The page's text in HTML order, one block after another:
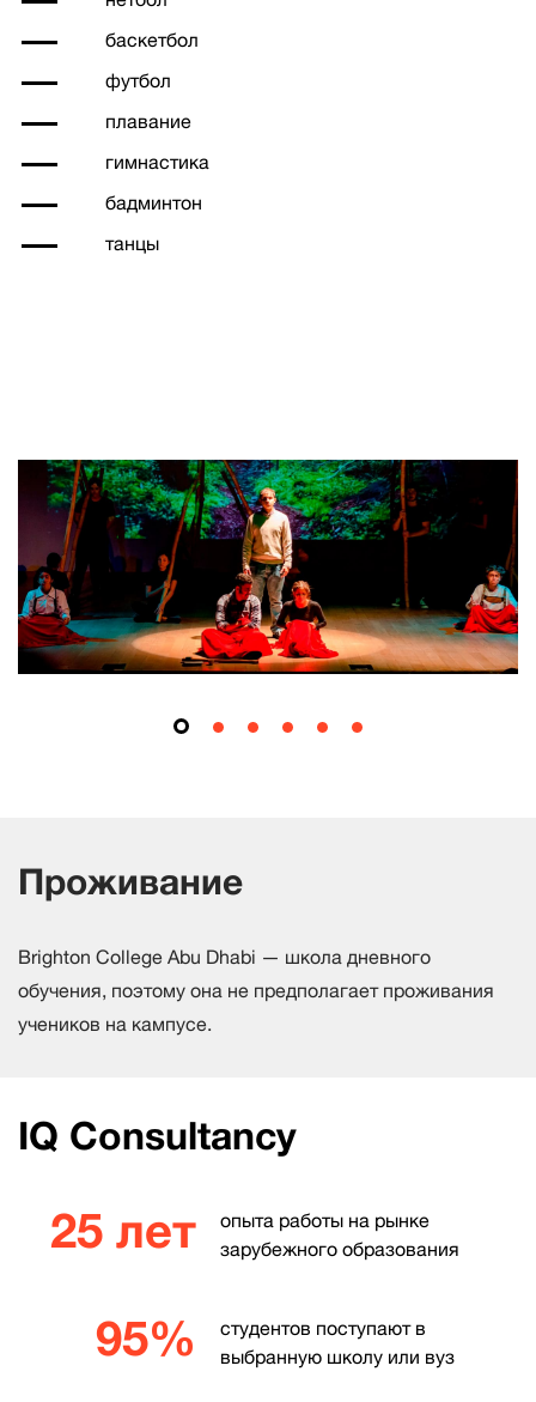
баскетбол
футбол
плавание
гимнастика
бадминтон
танцы
Проживание
Brighton College Abu Dhabi — школа дневного
обучения, поэтому она не предполагает проживания
учеников на кампусе.
IQ Consultancy
25 лет
опыта работы на рынке
зарубежного образования
95%
студентов поступают в
выбранную школу или вуз